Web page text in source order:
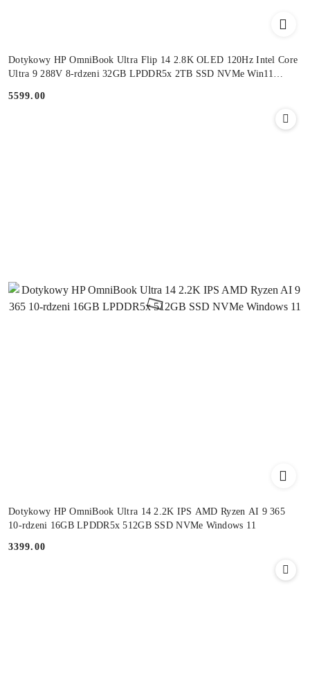
Dotykowy HP OmniBook Ultra Flip 14 2.8K OLED 120Hz Intel Core
Ultra 9 288V 8-rdzeni 32GB LPDDR5x 2TB SSD NVMe Win11
Cena:
5599.00
Dotykowy HP OmniBook Ultra 14 2.2K IPS AMD Ryzen AI 9 365
10-rdzeni 16GB LPDDR5x 512GB SSD NVMe Windows 11
Cena:
3399.00